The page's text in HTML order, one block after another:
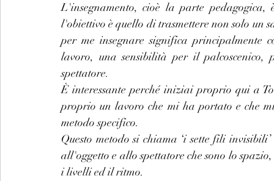
L'insegnamento, cioè la parte
l'obiettivo è quello di trasmettere non solo un
per me insegnare significa
lavoro, una sensibilità per il
spettatore.
È interessante perché iniziai proprio qui a
proprio un lavoro che mi ha portato e che
metodo specifico.
Questo metodo si chiama ‘i sette fili
all'oggetto e allo spettatore che sono lo
i livelli ed il ritmo.